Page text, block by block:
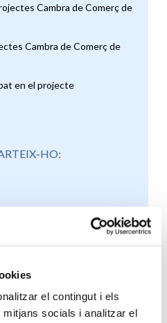
el contingut i els
socials i analitzar el
Cambra de Comerç de
Cambra de Comerç de
en el projecte
HO: